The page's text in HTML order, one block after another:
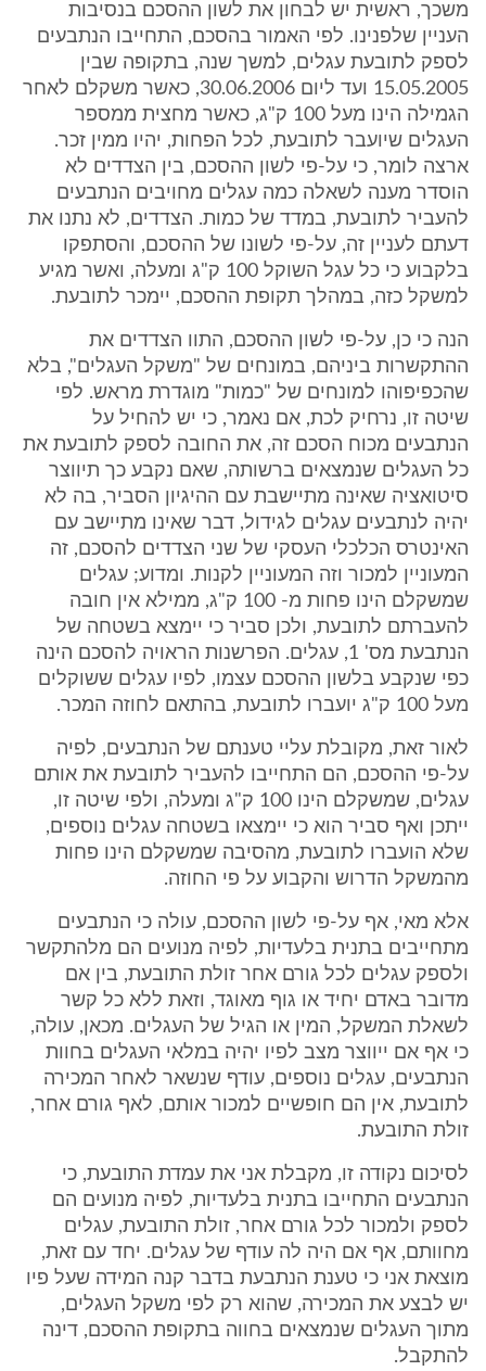
משכך, ראשית יש לבחון את לשון ההסכם בנסיבות
העניין שלפנינו. לפי האמור בהסכם, התחייבו הנתבעים
לספק לתובעת עגלים, למשך שנה, בתקופה שבין
15.05.2005 ועד ליום 30.06.2006, כאשר משקלם לאחר
הגמילה הינו מעל 100 ק"ג, כאשר מחצית ממספר
העגלים שיועבר לתובעת, לכל הפחות, יהיו ממין זכר.
ארצה לומר, כי על-פי לשון ההסכם, בין הצדדים לא
הוסדר מענה לשאלה כמה עגלים מחויבים הנתבעים
להעביר לתובעת, במדד של כמות. הצדדים, לא נתנו את
דעתם לעניין זה, על-פי לשונו של ההסכם, והסתפקו
בלקבוע כי כל עגל השוקל 100 ק"ג ומעלה, ואשר מגיע
למשקל כזה, במהלך תקופת ההסכם, יימכר לתובעת.
הנה כי כן, על-פי לשון ההסכם, התוו הצדדים את
ההתקשרות ביניהם, במונחים של "משקל העגלים", בלא
שהכפיפוהו למונחים של "כמות" מוגדרת מראש. לפי
שיטה זו, נרחיק לכת, אם נאמר, כי יש להחיל על
הנתבעים מכוח הסכם זה, את החובה לספק לתובעת את
כל העגלים שנמצאים ברשותה, שאם נקבע כך תיווצר
סיטואציה שאינה מתיישבת עם ההיגיון הסביר, בה לא
יהיה לנתבעים עגלים לגידול, דבר שאינו מתיישב עם
האינטרס הכלכלי העסקי של שני הצדדים להסכם, זה
המעוניין למכור וזה המעוניין לקנות. ומדוע; עגלים
שמשקלם הינו פחות מ- 100 ק"ג, ממילא אין חובה
להעברתם לתובעת, ולכן סביר כי יימצא בשטחה של
הנתבעת מס' 1, עגלים. הפרשנות הראויה להסכם הינה
כפי שנקבע בלשון ההסכם עצמו, לפיו עגלים ששוקלים
מעל 100 ק"ג יועברו לתובעת, בהתאם לחוזה המכר.
לאור זאת, מקובלת עליי טענתם של הנתבעים, לפיה
על-פי ההסכם, הם התחייבו להעביר לתובעת את אותם
עגלים, שמשקלם הינו 100 ק"ג ומעלה, ולפי שיטה זו,
ייתכן ואף סביר הוא כי יימצאו בשטחה עגלים נוספים,
שלא הועברו לתובעת, מהסיבה שמשקלם הינו פחות
מהמשקל הדרוש והקבוע על פי החוזה.
אלא מאי, אף על-פי לשון ההסכם, עולה כי הנתבעים
מתחייבים בתנית בלעדיות, לפיה מנועים הם מלהתקשר
ולספק עגלים לכל גורם אחר זולת התובעת, בין אם
מדובר באדם יחיד או גוף מאוגד, וזאת ללא כל קשר
לשאלת המשקל, המין או הגיל של העגלים. מכאן, עולה,
כי אף אם ייווצר מצב לפיו יהיה במלאי העגלים בחוות
הנתבעים, עגלים נוספים, עודף שנשאר לאחר המכירה
לתובעת, אין הם חופשיים למכור אותם, לאף גורם אחר,
זולת התובעת.
לסיכום נקודה זו, מקבלת אני את עמדת התובעת, כי
הנתבעים התחייבו בתנית בלעדיות, לפיה מנועים הם
לספק ולמכור לכל גורם אחר, זולת התובעת, עגלים
מחוותם, אף אם היה לה עודף של עגלים. יחד עם זאת,
מוצאת אני כי טענת הנתבעת בדבר קנה המידה שעל פיו
יש לבצע את המכירה, שהוא רק לפי משקל העגלים,
מתוך העגלים שנמצאים בחווה בתקופת ההסכם, דינה
להתקבל.